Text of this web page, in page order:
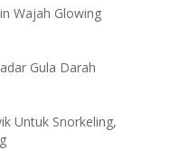
Wajah Glowing
Gula Darah
Untuk Snorkeling,